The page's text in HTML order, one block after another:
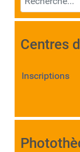
Centres
Inscriptions